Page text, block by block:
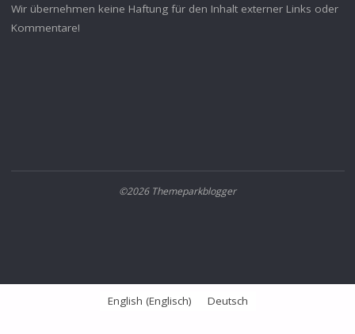
Wir übernehmen keine Haftung für den Inhalt externer Links oder
Kommentare!
©2026 Themeparkblogger
English (Englisch) Deutsch